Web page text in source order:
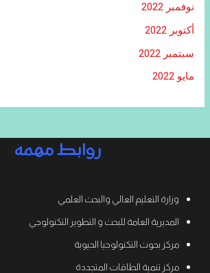
نوفمبر 2022
أكتوبر 2022
سبتمبر 2022
مايو 2022
روابط مهمة
وزارة التعليم العالي والبحث العلمي
المديرية العامة للبحث و التطوير التكنولوجي
مركز بحوث التكنولوجيا الحيوية
مركز تنمية الطاقات المتجددة